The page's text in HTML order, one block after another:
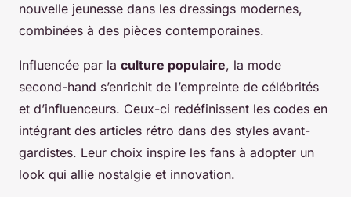
nouvelle jeunesse dans les dressings modernes,
combinées à des pièces contemporaines.
Influencée par la culture populaire, la mode
second-hand s’enrichit de l’empreinte de célébrités
et d’influenceurs. Ceux-ci redéfinissent les codes en
intégrant des articles rétro dans des styles avant-
gardistes. Leur choix inspire les fans à adopter un
look qui allie nostalgie et innovation.